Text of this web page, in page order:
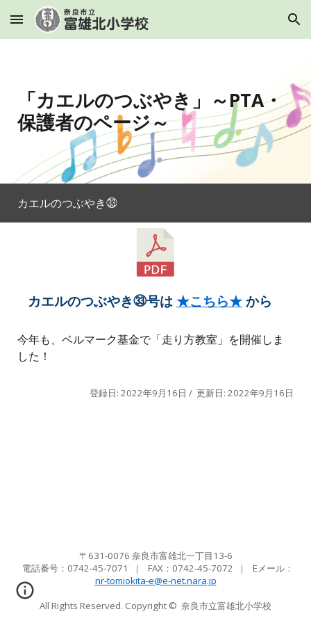
Skip to main content Skip to navigation
「カエルのつぶやき」～PTA・
保護者のページ～
カエルのつぶやき㉝
カエルのつぶやき㉝号は ★こちら★ から
今年も、ベルマーク基金で「走り方教室」を開催しま
した！
登録日: 2022年9月16日 / 更新日: 2022年9月16日
〒631-0076 奈良市富雄北一丁目13-6
電話番号：0742-45-7071
｜ FAX： 0742-45-7072 ｜ Eメール：
nr-tomiokita-e@e-net.nara.jp
All Rights Reserved. Copyright © 奈良市立富雄北小学校